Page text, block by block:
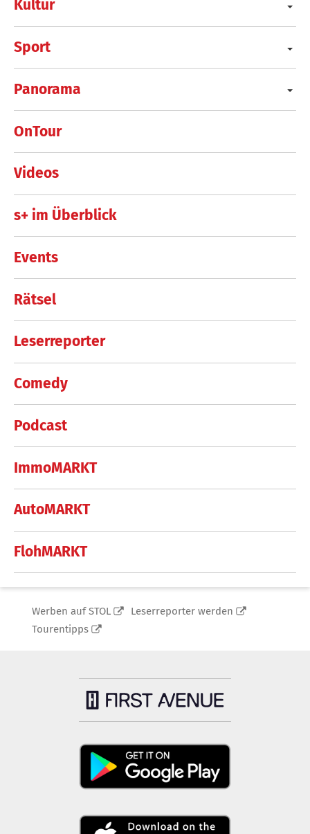
Kultur
Sport
Panorama
OnTour
Videos
s+ im Überblick
Events
Rätsel
Leserreporter
Comedy
Podcast
ImmoMARKT
AutoMARKT
FlohMARKT
Werben auf STOL
Leserreporter werden
Tourentipps